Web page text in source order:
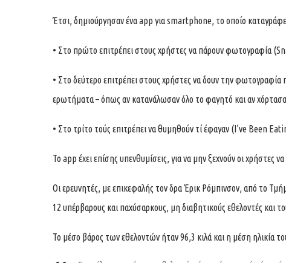
Έτσι, δημιούργησαν ένα app για smartphone, το οποίο
• Στο πρώτο επιτρέπει στους χρήστες να πάρουν φωτογραφία
• Στο δεύτερο επιτρέπει στους χρήστες να δουν την
ερωτήματα – όπως αν κατανάλωσαν όλο το φαγητό και αν
• Στο τρίτο τούς επιτρέπει να θυμηθούν τί έφαγαν (I’ve Been
Το app έχει επίσης υπενθυμίσεις, για να μην ξεχνούν οι χρήστες
Οι ερευνητές, με επικεφαλής τον δρα Έρικ Ρόμπινσον, από το
12 υπέρβαρους και παχύσαρκους, μη διαβητικούς εθελοντές και
Το μέσο βάρος των εθελοντών ήταν 96,3 κιλά και η μέση ηλικία